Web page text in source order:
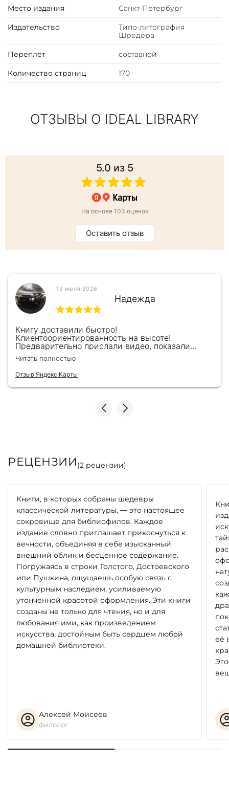
Место издания Санкт-Петербург
Издательство
Типо-литография
Шредера
Переплёт составной
Количество страниц 170
ОТЗЫВЫ О IDEAL LIBRARY
5.0 из 5
На основе 103 оценок
Оставить отзыв
13 июля 2026
Надежда
Книгу доставили быстро!
Клиентоориентированность на высоте!
Предварительно прислали видео, показали
книжку, быстро отправили и положили
подарочек) Спасибо!!!
Читать полностью
Отзыв Яндекс.Карты
РЕЦЕНЗИИ(2 рецензии)
Книги, в которых собраны шедевры
классической литературы, — это настоящее
сокровище для библиофилов. Каждое
издание словно приглашает прикоснуться к
вечности, объединяя в себе изысканный
внешний облик и бесценное содержание.
Погружаясь в строки Толстого, Достоевского
или Пушкина, ощущаешь особую связь с
культурным наследием, усиливаемую
утончённой красотой оформления. Эти книги
созданы не только для чтения, но и для
любования ими, как произведением
искусства, достойным быть сердцем любой
домашней библиотеки.
Алексей Моисеев
филолог
её